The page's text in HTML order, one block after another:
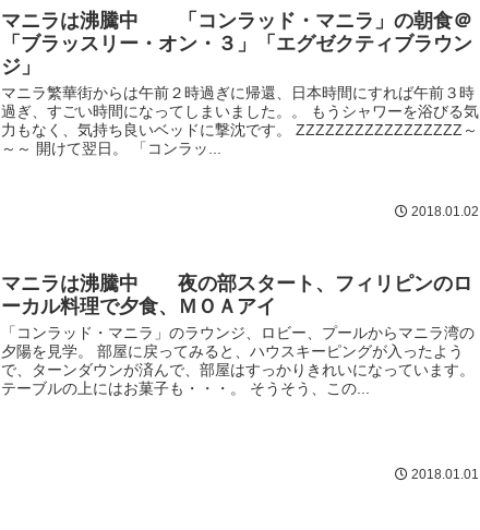
マニラは沸騰中 「コンラッド・マニラ」の朝食＠
「ブラッスリー・オン・３」「エグゼクティブラウン
ジ」
マニラ繁華街からは午前２時過ぎに帰還、日本時間にすれば午前３時
過ぎ、すごい時間になってしまいました。。 もうシャワーを浴びる気
力もなく、気持ち良いベッドに撃沈です。 ZZZZZZZZZZZZZZZZZ～
～～ 開けて翌日。 「コンラッ...
2018.01.02
マニラは沸騰中 夜の部スタート、フィリピンのロ
ーカル料理で夕食、ＭＯＡアイ
「コンラッド・マニラ」のラウンジ、ロビー、プールからマニラ湾の
夕陽を見学。 部屋に戻ってみると、ハウスキーピングが入ったよう
で、ターンダウンが済んで、部屋はすっかりきれいになっています。
テーブルの上にはお菓子も・・・。 そうそう、この...
2018.01.01